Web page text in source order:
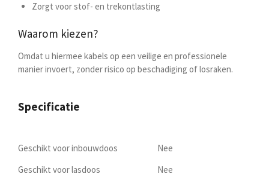
Zorgt voor stof- en trekontlasting
Waarom kiezen?
Omdat u hiermee kabels op een veilige en professionele
manier invoert, zonder risico op beschadiging of losraken.
Specificatie
Geschikt voor inbouwdoos
Nee
Geschikt voor lasdoos
Nee